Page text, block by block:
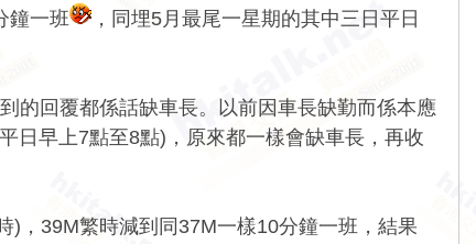
鐘一班
，同埋5月最尾一星期的其中三日平日
的回覆都係話缺車長。以前因車長缺勤而係本應
日早上7點至8點)，原來都一樣會缺車長，再收
)，39M繁時減到同37M一樣10分鐘一班，結果